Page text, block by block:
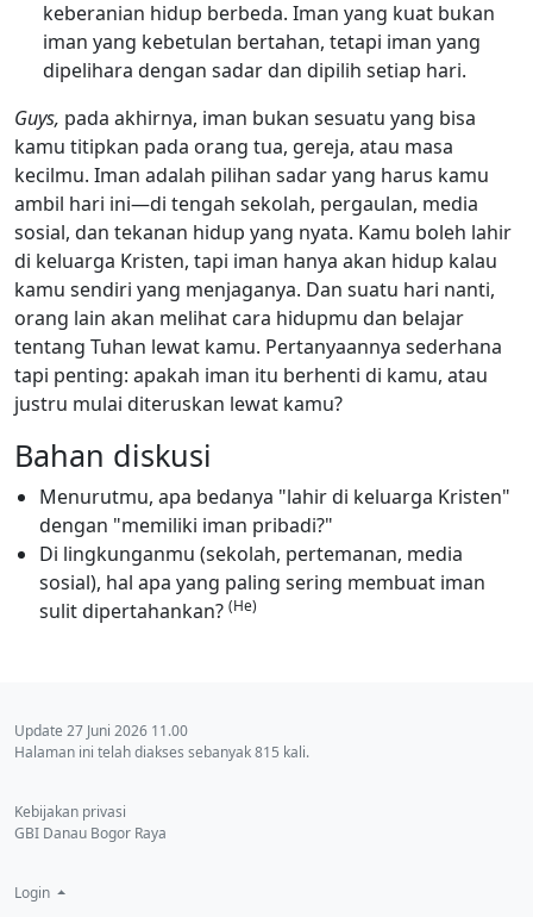
keberanian hidup berbeda. Iman yang kuat bukan
iman yang kebetulan bertahan, tetapi iman yang
dipelihara dengan sadar dan dipilih setiap hari.
Guys, pada akhirnya, iman bukan sesuatu yang bisa
kamu titipkan pada orang tua, gereja, atau masa
kecilmu. Iman adalah pilihan sadar yang harus kamu
ambil hari ini—di tengah sekolah, pergaulan, media
sosial, dan tekanan hidup yang nyata. Kamu boleh lahir
di keluarga Kristen, tapi iman hanya akan hidup kalau
kamu sendiri yang menjaganya. Dan suatu hari nanti,
orang lain akan melihat cara hidupmu dan belajar
tentang Tuhan lewat kamu. Pertanyaannya sederhana
tapi penting: apakah iman itu berhenti di kamu, atau
justru mulai diteruskan lewat kamu?
Bahan diskusi
Menurutmu, apa bedanya "lahir di keluarga Kristen"
dengan "memiliki iman pribadi?"
Di lingkunganmu (sekolah, pertemanan, media
sosial), hal apa yang paling sering membuat iman
sulit dipertahankan? (He)
Update 27 Juni 2026 11.00
Halaman ini telah diakses sebanyak 815 kali.
Kebijakan privasi
GBI Danau Bogor Raya
Login